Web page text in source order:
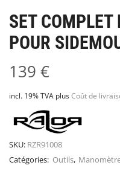
SET COMPLET
POUR
139 €
incl. 19% TVA plusCoût de
SKU: RZR91008
Catégories: Outils,